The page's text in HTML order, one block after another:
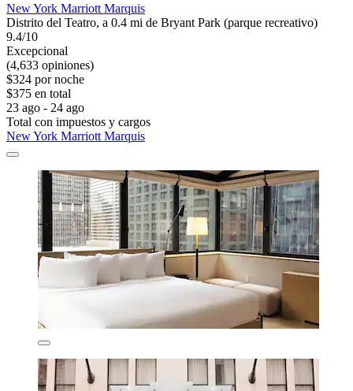
New York Marriott Marquis
Distrito del Teatro, a 0.4 mi de Bryant Park (parque recreativo)
9.4/10
Excepcional
(4,633 opiniones)
$324 por noche
$375 en total
23 ago - 24 ago
Total con impuestos y cargos
New York Marriott Marquis